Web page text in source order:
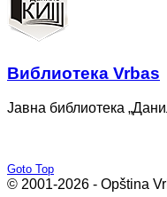
Bиблиотека Vrbas
Јавна библиотека
Goto Top
© 2001-2026 - Opština